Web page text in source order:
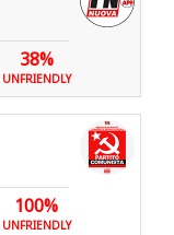
38%
UNFRIENDLY
100%
UNFRIENDLY